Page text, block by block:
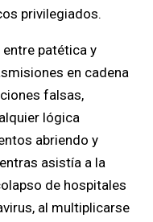
privilegiados.
patética y
en cadena
falsas,
lógica
abriendo y
asistía a la
de hospitales
al multiplicarse